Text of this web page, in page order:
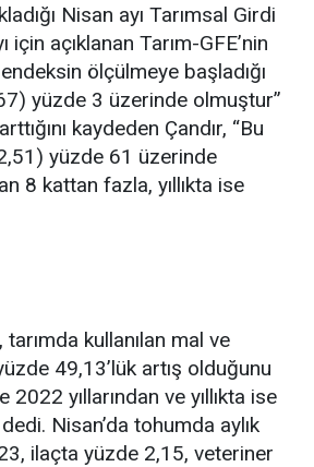
Nisan ayı Tarımsal Girdi
açıklanan Tarım-GFE’nin
ölçülmeye başladığı
yüzde 3 üzerinde olmuştur”
kaydeden Çandır, “Bu
yüzde 61 üzerinde
8 kattan fazla, yıllıkta ise
tarımda kullanılan mal ve
49,13’lük artış olduğunu
yıllarından ve yıllıkta ise
Nisan’da tohumda aylık
ilaçta yüzde 2,15, veteriner